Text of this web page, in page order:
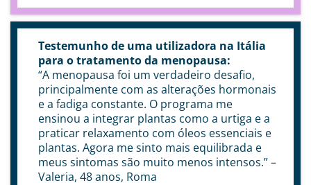
Testemunho de uma utilizadora na Itália
para o tratamento da menopausa:
“A menopausa foi um verdadeiro desafio,
principalmente com as alterações hormonais
e a fadiga constante. O programa me
ensinou a integrar plantas como a urtiga e a
praticar relaxamento com óleos essenciais e
plantas. Agora me sinto mais equilibrada e
meus sintomas são muito menos intensos.” –
Valeria, 48 anos, Roma